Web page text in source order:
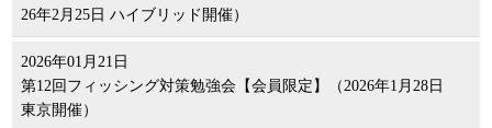
26年2月25日 ハイブリッド開催）
2026年01月21日
第12回フィッシング対策勉強会【会員限定】（2026年1月28日
東京開催）